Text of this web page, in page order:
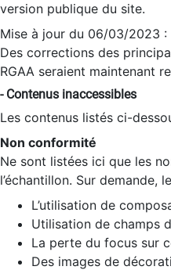
version publique du site.
Mise à jour du 06/03/2023 :
Des corrections des
RGAA seraient maintenant
- Contenus inaccessibles
Les contenus listés ci-
Non conformité
Ne sont listées ici que les
l’échantillon. Sur demande,
L’utilisation de
Utilisation de champs
La perte du focus sur
Des images de